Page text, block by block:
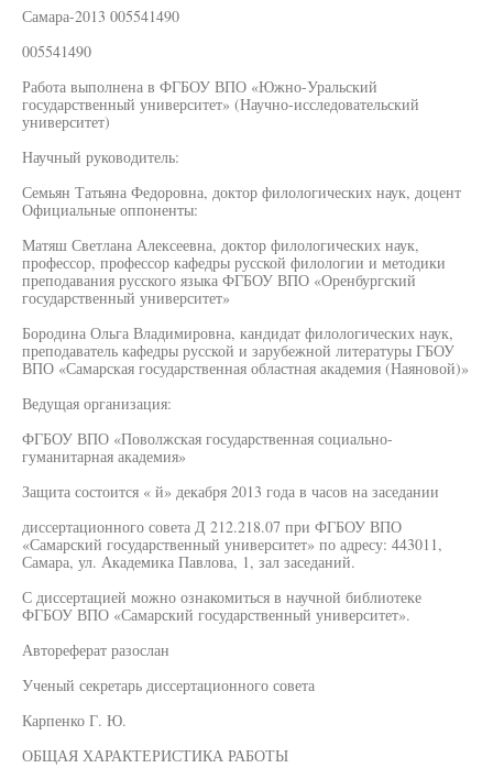
Самара-2013 005541490
005541490
Работа выполнена в ФГБОУ ВПО «Южно-Уральский
государственный университет» (Научно-исследовательский
университет)
Научный руководитель:
Семьян Татьяна Федоровна, доктор филологических наук, доцент
Официальные оппоненты:
Матяш Светлана Алексеевна, доктор филологических наук,
профессор, профессор кафедры русской филологии и методики
преподавания русского языка ФГБОУ ВПО «Оренбургский
государственный университет»
Бородина Ольга Владимировна, кандидат филологических наук,
преподаватель кафедры русской и зарубежной литературы ГБОУ
ВПО «Самарская государственная областная академия (Наяновой)»
Ведущая организация:
ФГБОУ ВПО «Поволжская государственная социально-
гуманитарная академия»
Защита состоится « й» декабря 2013 года в часов на заседании
диссертационного совета Д 212.218.07 при ФГБОУ ВПО
«Самарский государственный университет» по адресу: 443011,
Самара, ул. Академика Павлова, 1, зал заседаний.
С диссертацией можно ознакомиться в научной библиотеке
ФГБОУ ВПО «Самарский государственный университет».
Автореферат разослан
Ученый секретарь диссертационного совета
Карпенко Г. Ю.
ОБЩАЯ ХАРАКТЕРИСТИКА РАБОТЫ